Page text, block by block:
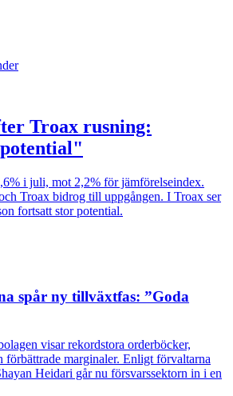
Troax rusning:
i juli, mot 2,2% för jämförelseindex.
Troax bidrog till uppgången. I Troax ser
fortsatt stor potential.
spår ny tillväxtfas: ”Goda
visar rekordstora orderböcker,
förbättrade marginaler. Enligt förvaltarna
Heidari går nu försvarssektorn in i en